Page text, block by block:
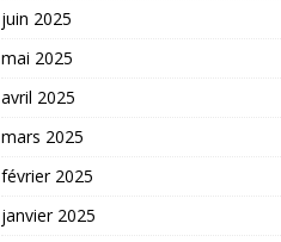
juin 2025
mai 2025
avril 2025
mars 2025
février 2025
janvier 2025